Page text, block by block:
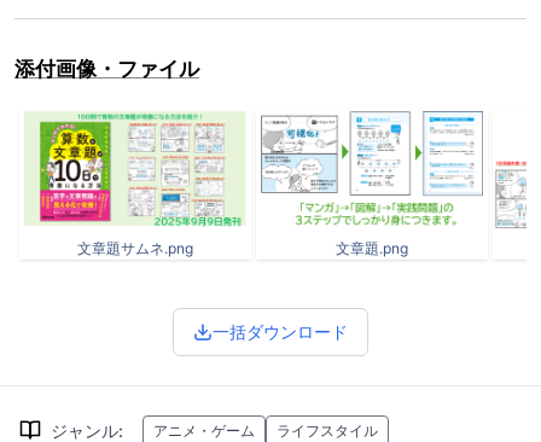
添付画像・ファイル
文章題サムネ.png 文章題.png
一括ダウンロード
ジャンル: アニメ・ゲーム ライフスタイル